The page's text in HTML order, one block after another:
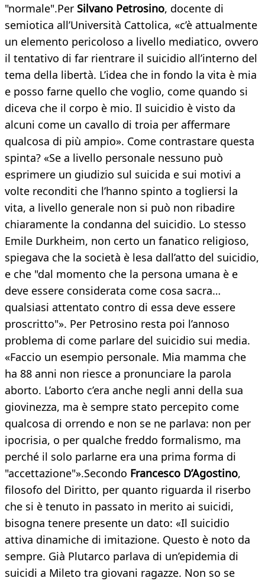
"normale".Per Silvano Petrosino, docente di
semiotica all’Università Cattolica, «c’è attualmente
un elemento pericoloso a livello mediatico, ovvero
il tentativo di far rientrare il suicidio all’interno del
tema della libertà. L’idea che in fondo la vita è mia
e posso farne quello che voglio, come quando si
diceva che il corpo è mio. Il suicidio è visto da
alcuni come un cavallo di troia per affermare
qualcosa di più ampio». Come contrastare questa
spinta? «Se a livello personale nessuno può
esprimere un giudizio sul suicida e sui motivi a
volte reconditi che l’hanno spinto a togliersi la
vita, a livello generale non si può non ribadire
chiaramente la condanna del suicidio. Lo stesso
Emile Durkheim, non certo un fanatico religioso,
spiegava che la società è lesa dall’atto del suicidio,
e che "dal momento che la persona umana è e
deve essere considerata come cosa sacra…
qualsiasi attentato contro di essa deve essere
proscritto"». Per Petrosino resta poi l’annoso
problema di come parlare del suicidio sui media.
«Faccio un esempio personale. Mia mamma che
ha 88 anni non riesce a pronunciare la parola
aborto. L’aborto c’era anche negli anni della sua
giovinezza, ma è sempre stato percepito come
qualcosa di orrendo e non se ne parlava: non per
ipocrisia, o per qualche freddo formalismo, ma
perché il solo parlarne era una prima forma di
"accettazione"».Secondo Francesco D’Agostino,
filosofo del Diritto, per quanto riguarda il riserbo
che si è tenuto in passato in merito ai suicidi,
bisogna tenere presente un dato: «Il suicidio
attiva dinamiche di imitazione. Questo è noto da
sempre. Già Plutarco parlava di un’epidemia di
suicidi a Mileto tra giovani ragazze. Non so se